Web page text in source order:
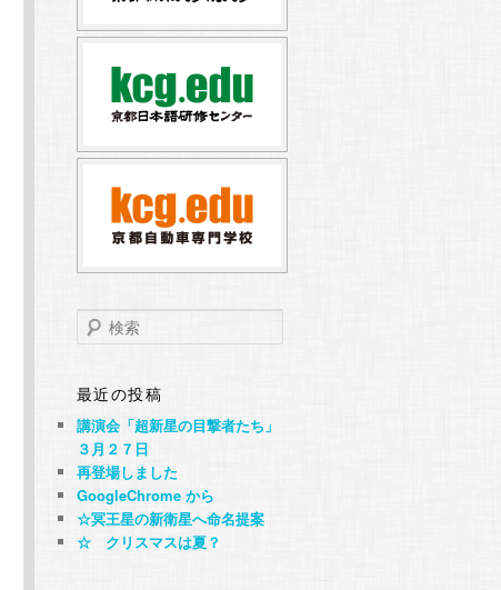
検
索
最近の投稿
講演会「超新星の目撃者たち」
３月２７日
再登場しました
GoogleChrome から
☆冥王星の新衛星へ命名提案
☆ クリスマスは夏？